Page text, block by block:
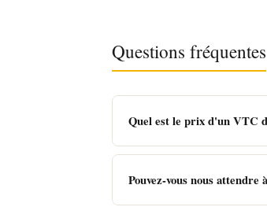
Questions fréquentes
Quel est le prix d'un VTC
Pouvez-vous nous attendre